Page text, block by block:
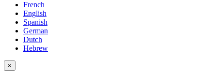
French
English
Spanish
German
Dutch
Hebrew
×